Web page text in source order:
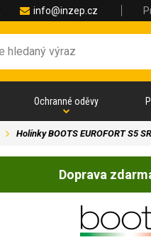
info@inzep.cz
Ochranné oděvy
Holínky BOOTS EUROFORT S5
Doprava